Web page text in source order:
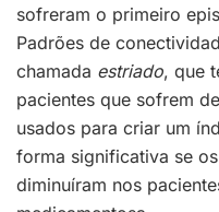
sofreram o primeiro
Padrões de
chamada estriado, que
pacientes que sofrem
usados para criar um
forma significativa se
diminuíram nos